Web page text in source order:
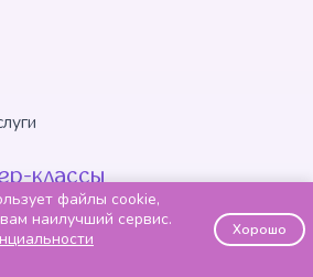
классы
файлы cookie,
наилучший сервис.
Хорошо